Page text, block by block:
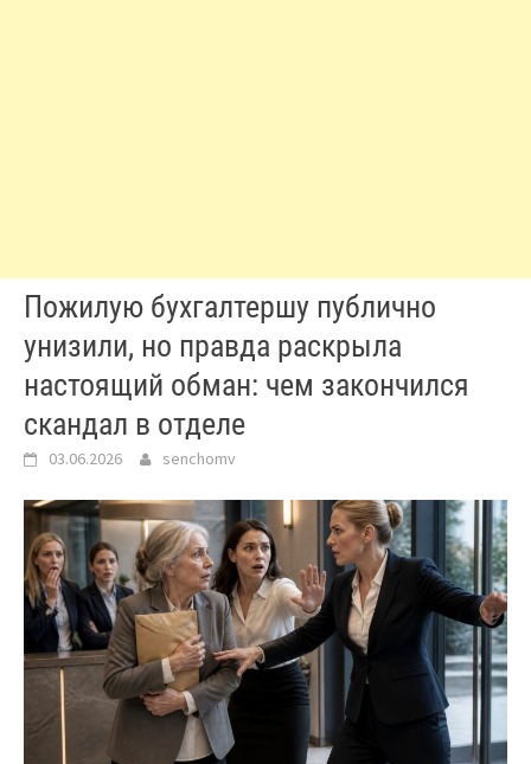
Пожилую бухгалтершу публично
унизили, но правда раскрыла
настоящий обман: чем закончился
скандал в отделе
03.06.2026 senchomv